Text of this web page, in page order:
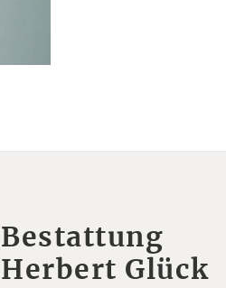
Bestattung
Herbert Glück